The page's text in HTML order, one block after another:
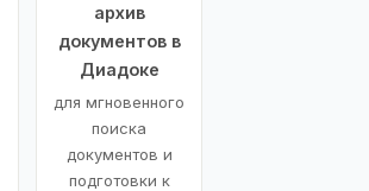
архив
документов в
Диадоке
для мгновенного
поиска
документов и
подготовки к